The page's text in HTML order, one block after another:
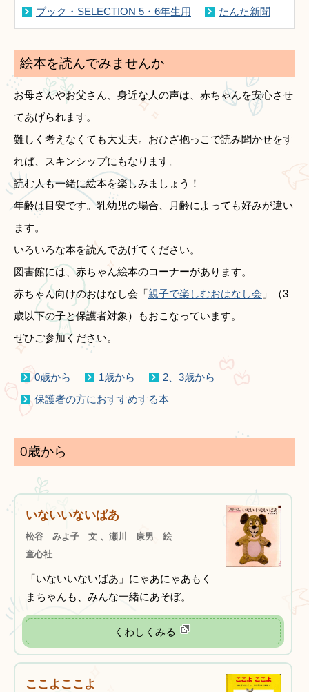
ブック・SELECTION 5・6年生用
たんた新聞
絵本を読んでみませんか
お母さんやお父さん、身近な人の声は、赤ちゃんを安心させ
てあげられます。
難しく考えなくても大丈夫。おひざ抱っこで読み聞かせをす
れば、スキンシップにもなります。
読む人も一緒に絵本を楽しみましょう！
年齢は目安です。乳幼児の場合、月齢によっても好みが違い
ます。
いろいろな本を読んであげてください。
図書館には、赤ちゃん絵本のコーナーがあります。
赤ちゃん向けのおはなし会「 親子で楽しむおはなし会 」（3
歳以下の子と保護者対象）もおこなっています。
ぜひご参加ください。
0歳から 1歳から
2、3歳から
保護者の方におすすめする本
0歳から
いないいないばあ
松谷 みよ子 文 、瀬川 康男 絵
童心社
「いないいないばあ」にゃあにゃあもく
まちゃんも、みんな一緒にあそぼ。
くわしくみる
ここよここよ